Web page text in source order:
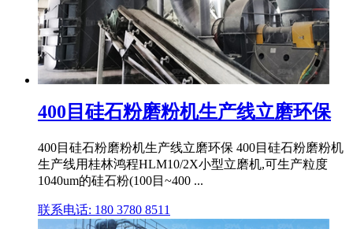
400目硅石粉磨粉机生产线立磨环保
400目硅石粉磨粉机生产线立磨环保 400目硅石粉磨粉机
生产线用桂林鸿程HLM10/2X小型立磨机,可生产粒度
1040um的硅石粉(100目~400 ...
联系电话: 180 3780 8511